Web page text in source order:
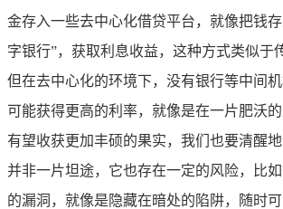
金存入一些去中心化借贷平台，就像把钱
字银行”，获取利息收益，这种方式类似于
但在去中心化的环境下，没有银行等中间
可能获得更高的利率，就像是在一片肥沃的
有望收获更加丰硕的果实，我们也要清醒
并非一片坦途，它也存在一定的风险，比
的漏洞，就像是隐藏在暗处的陷阱，随时